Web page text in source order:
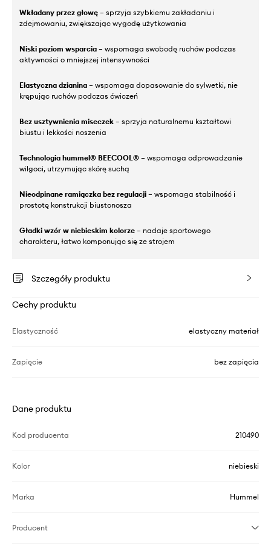
Wkładany przez głowę – sprzyja szybkiemu zakładaniu i
zdejmowaniu, zwiększając wygodę użytkowania
Niski poziom wsparcia – wspomaga swobodę ruchów podczas
aktywności o mniejszej intensywności
Elastyczna dzianina – wspomaga dopasowanie do sylwetki, nie
krępując ruchów podczas ćwiczeń
Bez usztywnienia miseczek – sprzyja naturalnemu kształtowi
biustu i lekkości noszenia
Technologia hummel® BEECOOL® – wspomaga odprowadzanie
wilgoci, utrzymując skórę suchą
Nieodpinane ramiączka bez regulacji – wspomaga stabilność i
prostotę konstrukcji biustonosza
Gładki wzór w niebieskim kolorze – nadaje sportowego
charakteru, łatwo komponując się ze strojem
Szczegóły produktu
Cechy produktu
Elastyczność elastyczny materiał
Zapięcie bez zapięcia
Dane produktu
Kod producenta 210490
Kolor niebieski
Marka Hummel
Producent